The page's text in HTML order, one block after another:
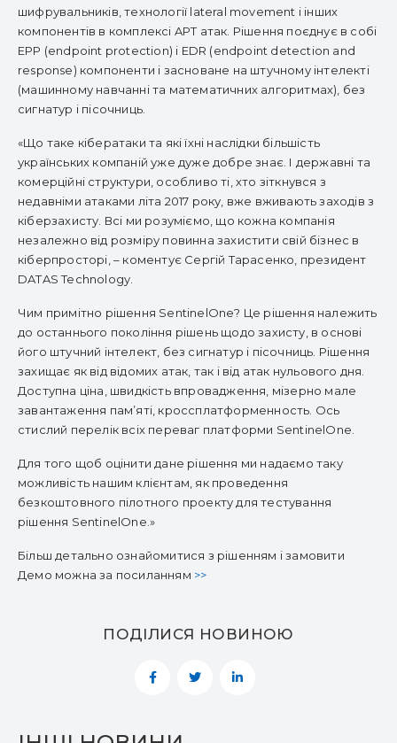
шифрувальників, технології lateral movement і інших
компонентів в комплексі APT атак. Рішення поєднує в собі
EPP (endpoint protection) і EDR (endpoint detection and
response) компоненти і засноване на штучному інтелекті
(машинному навчанні та математичних алгоритмах), без
сигнатур і пісочниць.
«Що таке кібератаки та які їхні наслідки більшість
українських компаній уже дуже добре знає. І державні та
комерційні структури, особливо ті, хто зіткнувся з
недавніми атаками літа 2017 року, вже вживають заходів з
кіберзахисту. Всі ми розуміємо, що кожна компанія
незалежно від розміру повинна захистити свій бізнес в
кіберпросторі, – коментує Сергій Тарасенко, президент
DATAS Technology.
Чим примітно рішення SentinelOne? Це рішення належить
до останнього покоління рішень щодо захисту, в основі
його штучний інтелект, без сигнатур і пісочниць. Рішення
захищає як від відомих атак, так і від атак нульового дня.
Доступна ціна, швидкість впровадження, мізерно мале
завантаження пам’яті, кроссплатформенность. Ось
стислий перелік всіх переваг платформи SentinelOne.
Для того щоб оцінити дане рішення ми надаємо таку
можливість нашим клієнтам, як проведення
безкоштовного пілотного проекту для тестування
рішення SentinelOne.»
Більш детально ознайомитися з рішенням і замовити
Демо можна за посиланням >>
ПОДІЛИСЯ НОВИНОЮ